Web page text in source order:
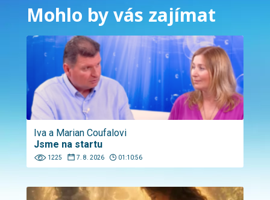
Mohlo by vás zajímat
Iva a Marian Coufalovi
Jsme na startu
1225 7. 8. 2026 01:10:56